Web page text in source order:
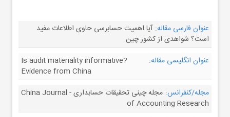
عنوان فارسی مقاله: آیا اهمیت حسابرسی حاوی اطلاعات مفید
است؟ شواهدی از کشور چین
عنوان انگلیسی مقاله:
Is audit materiality informative?
Evidence from China
مجله/کنفرانس:
مجله چینی تحقیقات حسابداری - China Journal
of Accounting Research